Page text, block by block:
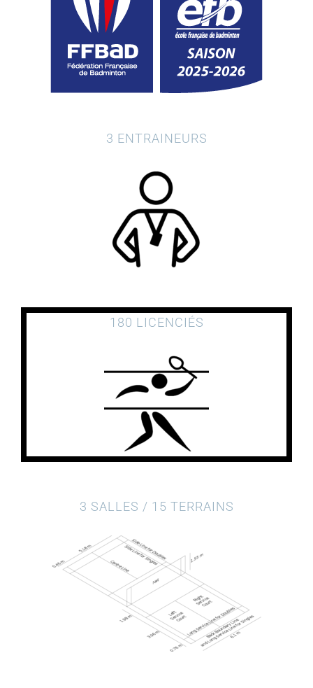
3 ENTRAINEURS
180 LICENCIÉS
3 SALLES / 15 TERRAINS